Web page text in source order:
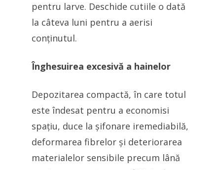
pentru larve. Deschide cutiile o dată
la câteva luni pentru a aerisi
conținutul.
Înghesuirea excesivă a hainelor
Depozitarea compactă, în care totul
este îndesat pentru a economisi
spațiu, duce la șifonare iremediabilă,
deformarea fibrelor și deteriorarea
materialelor sensibile precum lână